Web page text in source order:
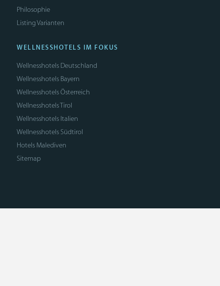
Philosophie
Listing Varianten
WELLNESSHOTELS IM FOKUS
Wellnesshotels Deutschland
Wellnesshotels Bayern
Wellnesshotels Österreich
Wellnesshotels Tirol
Wellnesshotels Italien
Wellnesshotels Südtirol
Hotels Malediven
Sitemap